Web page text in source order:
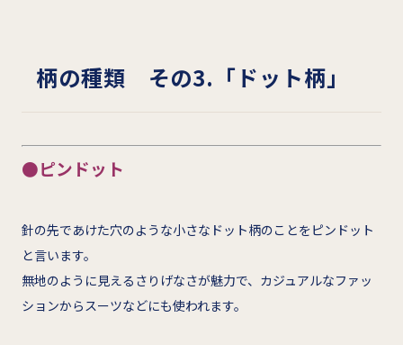
柄の種類 その3.「ドット柄」
●ピンドット
針の先であけた穴のような小さなドット柄のことをピンドット
と言います。
無地のように見えるさりげなさが魅力で、カジュアルなファッ
ションからスーツなどにも使われます。